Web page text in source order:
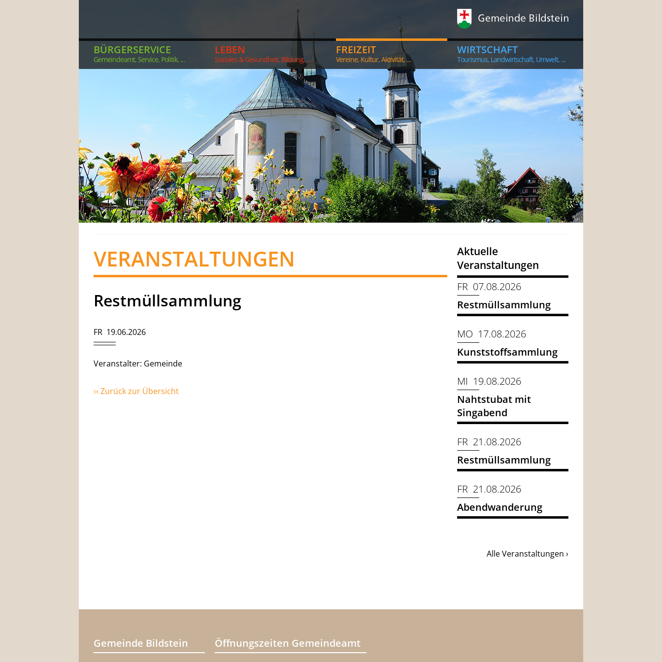
BÜRGERSERVICE
Gemeindeamt, Service, Politik, ...
LEBEN
Soziales & Gesundheit, Bildung, ...
FREIZEIT
Vereine, Kultur, Aktivität, ...
WIRTSCHAFT
Tourismus, Landwirtschaft, Umwelt, ...
VERANSTALTUNGEN
Restmüllsammlung
FR 19.06.2026
Veranstalter: Gemeinde
‹‹ Zurück zur Übersicht
Aktuelle
Veranstaltungen
FR 07.08.2026
Restmüllsammlung
MO 17.08.2026
Kunststoffsammlung
MI 19.08.2026
Nahtstubat mit
Singabend
FR 21.08.2026
Restmüllsammlung
FR 21.08.2026
Abendwanderung
Alle Veranstaltungen ›
Gemeinde Bildstein Öffnungszeiten Gemeindeamt